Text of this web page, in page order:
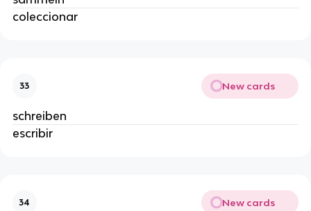
coleccionar
33 New cards
schreiben
escribir
34 New cards